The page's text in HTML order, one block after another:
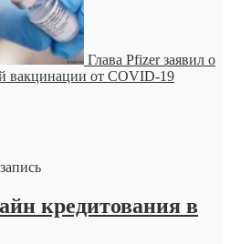
Глава Pfizer заявил о
вакцинации от COVID-19
кредитования в